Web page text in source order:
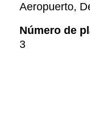
Aeropuerto,
Número de
3